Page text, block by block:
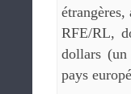
RFE/RL,
dollars (un
pays